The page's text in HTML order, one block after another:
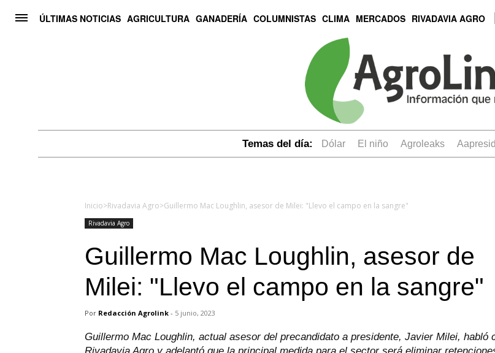
ÚLTIMAS NOTICIAS AGRICULTURA GANADERÍA COLUMNISTAS CLIMA MERCADOS RIVADAVIA AGRO
Temas del día: dólar el niño Agroleaks aapresid
Inicio>Rivadavia Agro>Guillermo Mac Loughlin, asesor de Milei: "Llevo el campo en la sangre"
Rivadavia Agro
Guillermo Mac Loughlin, asesor de
Milei: "Llevo el campo en la sangre"
Por Redacción Agrolink - 5 junio, 2023
Guillermo Mac Loughlin, actual asesor del precandidato a presidente, Javier Milei, habló